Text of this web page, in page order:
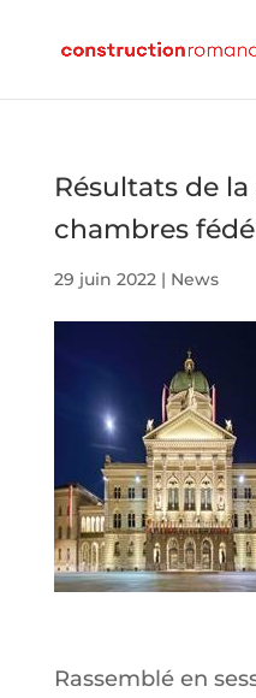
Résultats de la
chambres
29 juin 2022| News
Rassemblé en